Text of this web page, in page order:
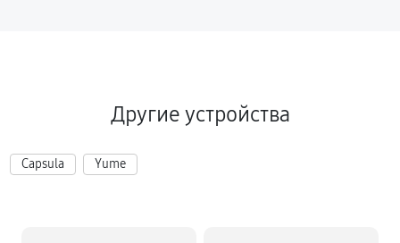
Другие устройства
Capsula Yume